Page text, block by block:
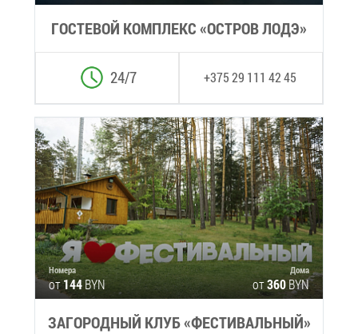
ГО­СТЕ­ВОЙ КОМ­ПЛЕКС «ОСТ­РОВ ЛОДЭ»
+375 29 111 42 45
24/7
Но­ме­ра
от144BYN
До­ма
от360BYN
ЗА­ГО­РОД­НЫЙ КЛУБ «ФЕ­СТИ­ВАЛЬ­НЫЙ»